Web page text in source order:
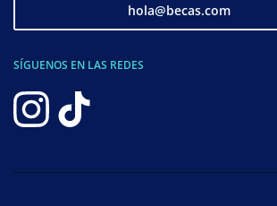
hola@becas.com
SÍGUENOS EN LAS REDES